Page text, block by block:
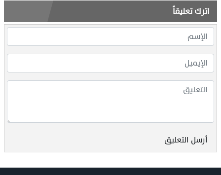
اترك تعليقاً
أرسل التعليق